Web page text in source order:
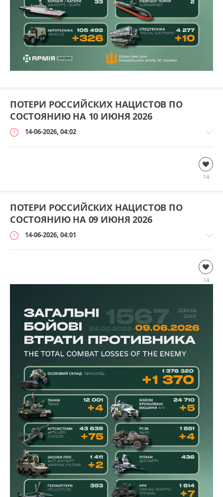
ПОТЕРИ РОССИЙСКИХ НАЦИСТОВ ПО
СОСТОЯНИЮ НА 10 ИЮНЯ 2026
14-06-2026, 04:02
14
ПОТЕРИ РОССИЙСКИХ НАЦИСТОВ ПО
СОСТОЯНИЮ НА 09 ИЮНЯ 2026
14-06-2026, 04:01
14